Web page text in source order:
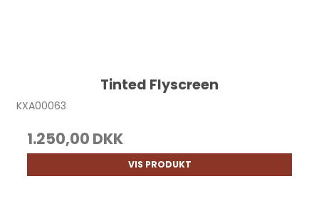
Tinted Flyscreen
KXA00063
1.250,00 DKK
VIS PRODUKT